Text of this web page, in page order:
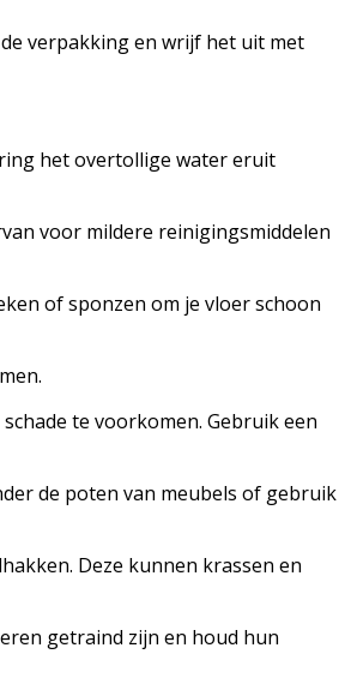
verpakking en wrijf het uit met
het overtollige water eruit
voor mildere reinigingsmiddelen
of sponzen om je vloer schoon
te voorkomen. Gebruik een
de poten van meubels of gebruik
Deze kunnen krassen en
getraind zijn en houd hun